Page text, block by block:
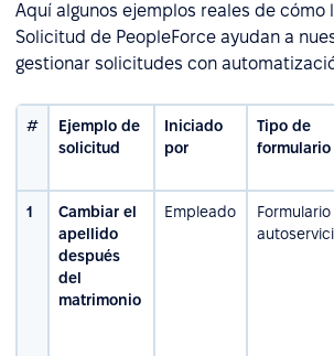
Aquí algunos ejemplos reales de cómo
Solicitud de PeopleForce ayudan a
gestionar solicitudes con
#
Ejemplo de
solicitud
Iniciado
por
Tipo de
formulario
1
Cambiar el
apellido
después
del
matrimonio
Empleado